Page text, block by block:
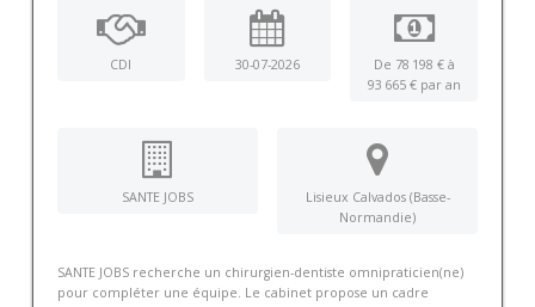
CDI 30-07-2026
De 78 198 € à
93 665 € par an
SANTE JOBS
Lisieux Calvados (Basse-
Normandie)
SANTE JOBS recherche un chirurgien-dentiste omnipraticien(ne)
pour compléter une équipe. Le cabinet propose un cadre